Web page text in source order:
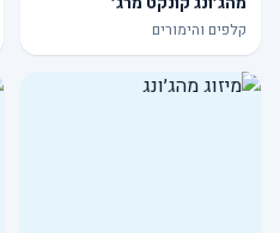
קלפים והימורים